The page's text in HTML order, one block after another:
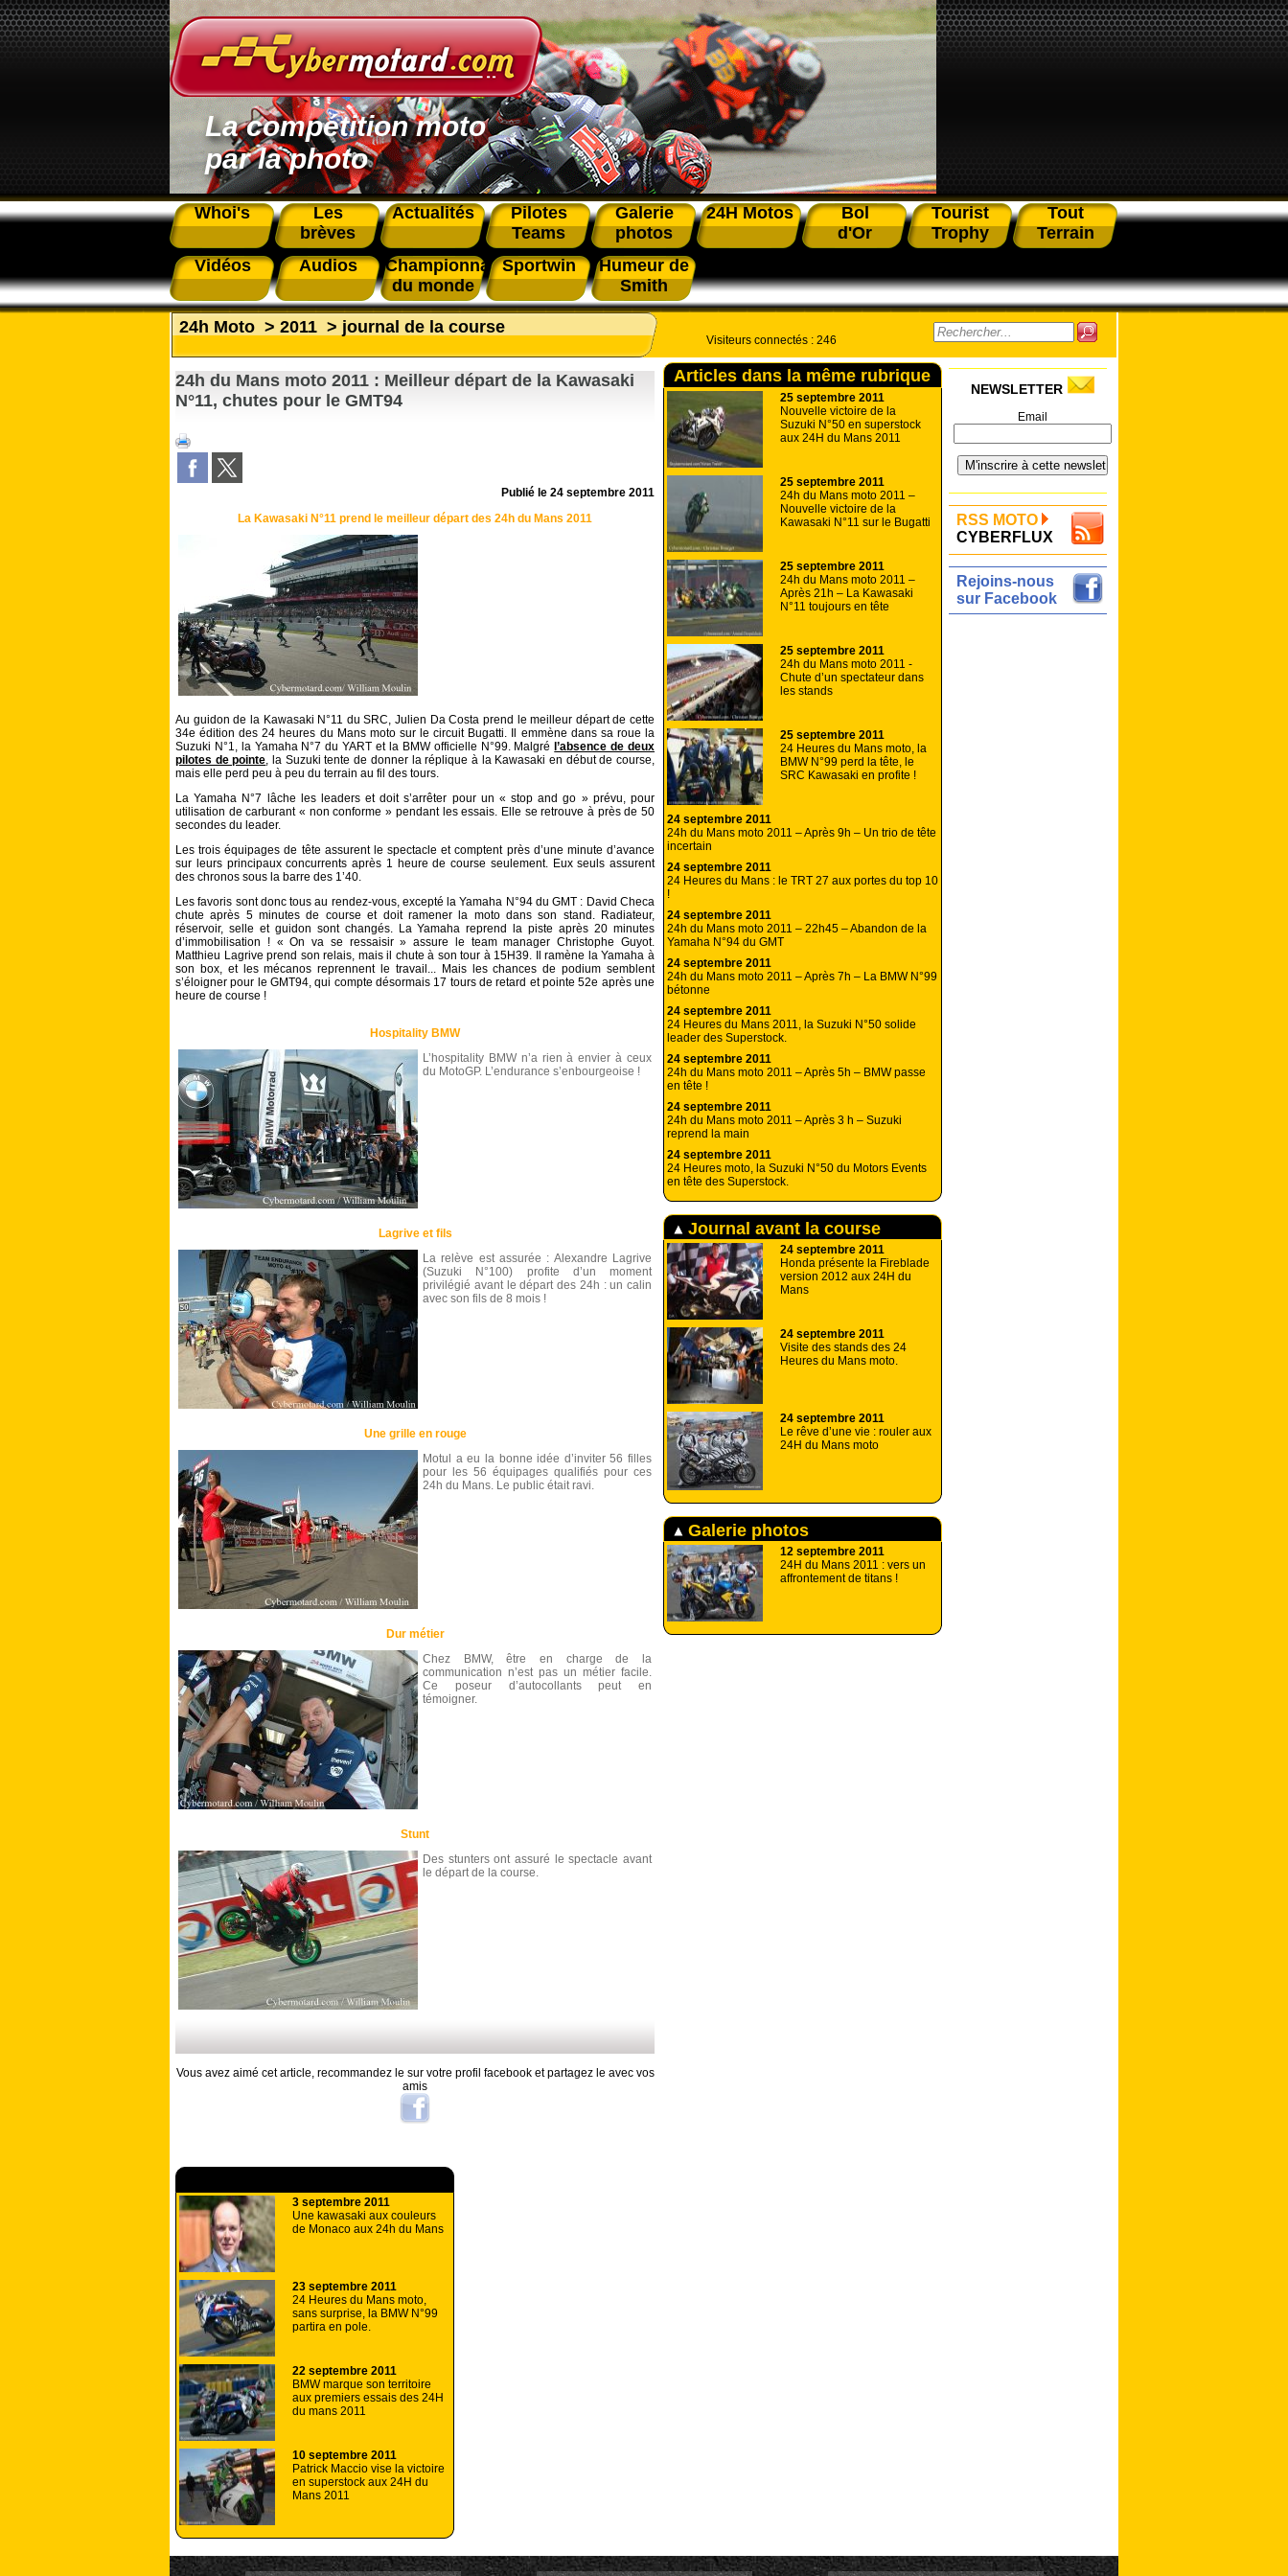
La compétition moto
par la photo
Whoi's
Les
brèves
Actualités
Pilotes
Teams
Galerie
photos
24H Motos
Bol
d'Or
Tourist
Trophy
Tout
Terrain
Vidéos
Audios
Championnat
du monde
Sportwin
Humeur de
Smith
24h Moto > 2011 > journal de la course
24h du Mans moto 2011 : Meilleur départ de la Kawasaki
N°11, chutes pour le GMT94
Publié le 24 septembre 2011
La Kawasaki N°11 prend le meilleur départ des 24h du Mans 2011
Au guidon de la Kawasaki N°11 du SRC, Julien Da Costa prend le meilleur départ de cette
34e édition des 24 heures du Mans moto sur le circuit Bugatti. Il emmène dans sa roue la
Suzuki N°1, la Yamaha N°7 du YART et la BMW officielle N°99. Malgré l’absence de deux
pilotes de pointe, la Suzuki tente de donner la réplique à la Kawasaki en début de course,
mais elle perd peu à peu du terrain au fil des tours.
La Yamaha N°7 lâche les leaders et doit s’arrêter pour un « stop and go » prévu, pour
utilisation de carburant « non conforme » pendant les essais. Elle se retrouve à près de 50
secondes du leader.
Les trois équipages de tête assurent le spectacle et comptent près d’une minute d’avance
sur leurs principaux concurrents après 1 heure de course seulement. Eux seuls assurent
des chronos sous la barre des 1’40.
Les favoris sont donc tous au rendez-vous, excepté la Yamaha N°94 du GMT : David Checa
chute après 5 minutes de course et doit ramener la moto dans son stand. Radiateur,
réservoir, selle et guidon sont changés. La Yamaha reprend la piste après 20 minutes
d’immobilisation ! « On va se ressaisir » assure le team manager Christophe Guyot.
Matthieu Lagrive prend son relais, mais il chute à son tour à 15H39. Il ramène la Yamaha à
son box, et les mécanos reprennent le travail... Mais les chances de podium semblent
s’éloigner pour le GMT94, qui compte désormais 17 tours de retard et pointe 52e après une
heure de course !
Hospitality BMW
L’hospitality BMW n’a rien à envier à ceux
du MotoGP. L’endurance s’enbourgeoise !
Lagrive et fils
La relève est assurée : Alexandre Lagrive
(Suzuki N°100) profite d’un moment
privilégié avant le départ des 24h : un calin
avec son fils de 8 mois !
Une grille en rouge
Motul a eu la bonne idée d’inviter 56 filles
pour les 56 équipages qualifiés pour ces
24h du Mans. Le public était ravi.
Dur métier
Chez BMW, être en charge de la
communication n’est pas un métier facile.
Ce poseur d’autocollants peut en
témoigner.
Stunt
Des stunters ont assuré le spectacle avant
le départ de la course.
Vous avez aimé cet article, recommandez le sur votre profil facebook et partagez le avec vos
amis
3 septembre 2011
Une kawasaki aux couleurs
de Monaco aux 24h du Mans
23 septembre 2011
24 Heures du Mans moto,
sans surprise, la BMW N°99
partira en pole.
22 septembre 2011
BMW marque son territoire
aux premiers essais des 24H
du mans 2011
10 septembre 2011
Patrick Maccio vise la victoire
en superstock aux 24H du
Mans 2011
Visiteurs connectés : 246
Articles dans la même rubrique
25 septembre 2011
Nouvelle victoire de la
Suzuki N°50 en superstock
aux 24H du Mans 2011
25 septembre 2011
24h du Mans moto 2011 –
Nouvelle victoire de la
Kawasaki N°11 sur le Bugatti
25 septembre 2011
24h du Mans moto 2011 –
Après 21h – La Kawasaki
N°11 toujours en tête
25 septembre 2011
24h du Mans moto 2011 -
Chute d’un spectateur dans
les stands
25 septembre 2011
24 Heures du Mans moto, la
BMW N°99 perd la tête, le
SRC Kawasaki en profite !
24 septembre 2011
24h du Mans moto 2011 – Après 9h – Un trio de tête
incertain
24 septembre 2011
24 Heures du Mans : le TRT 27 aux portes du top 10
!
24 septembre 2011
24h du Mans moto 2011 – 22h45 – Abandon de la
Yamaha N°94 du GMT
24 septembre 2011
24h du Mans moto 2011 – Après 7h – La BMW N°99
bétonne
24 septembre 2011
24 Heures du Mans 2011, la Suzuki N°50 solide
leader des Superstock.
24 septembre 2011
24h du Mans moto 2011 – Après 5h – BMW passe
en tête !
24 septembre 2011
24h du Mans moto 2011 – Après 3 h – Suzuki
reprend la main
24 septembre 2011
24 Heures moto, la Suzuki N°50 du Motors Events
en tête des Superstock.
Journal avant la course
24 septembre 2011
Honda présente la Fireblade
version 2012 aux 24H du
Mans
24 septembre 2011
Visite des stands des 24
Heures du Mans moto.
24 septembre 2011
Le rêve d’une vie : rouler aux
24H du Mans moto
Galerie photos
12 septembre 2011
24H du Mans 2011 : vers un
affrontement de titans !
NEWSLETTER
Email
RSS MOTO
CYBERFLUX
Rejoins-nous
sur Facebook